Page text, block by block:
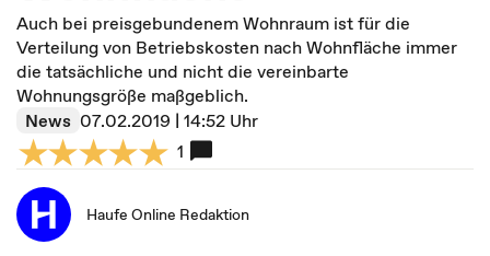
Auch bei preisgebundenem Wohnraum ist für die
Verteilung von Betriebskosten nach Wohnfläche immer
die tatsächliche und nicht die vereinbarte
Wohnungsgröße maßgeblich.
News 07.02.2019 | 14:52 Uhr
1
Haufe Online Redaktion